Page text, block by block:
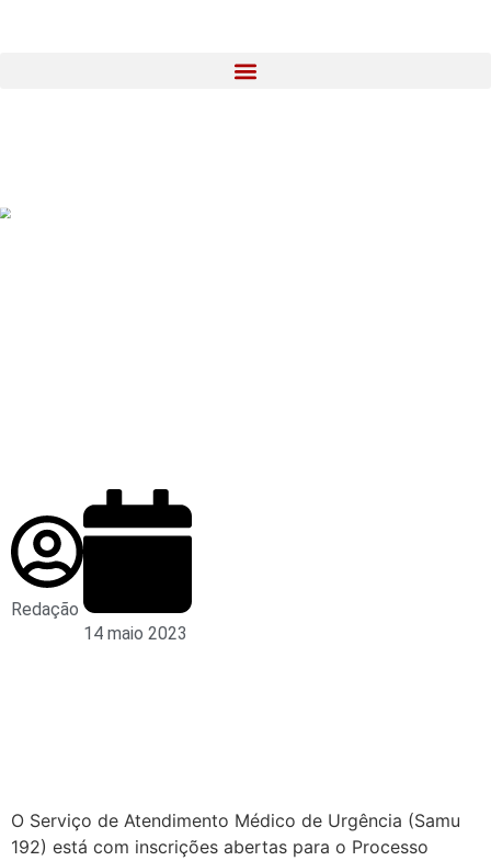
Redação
14 maio 2023
O Serviço de Atendimento Médico de Urgência (Samu
192) está com inscrições abertas para o Processo